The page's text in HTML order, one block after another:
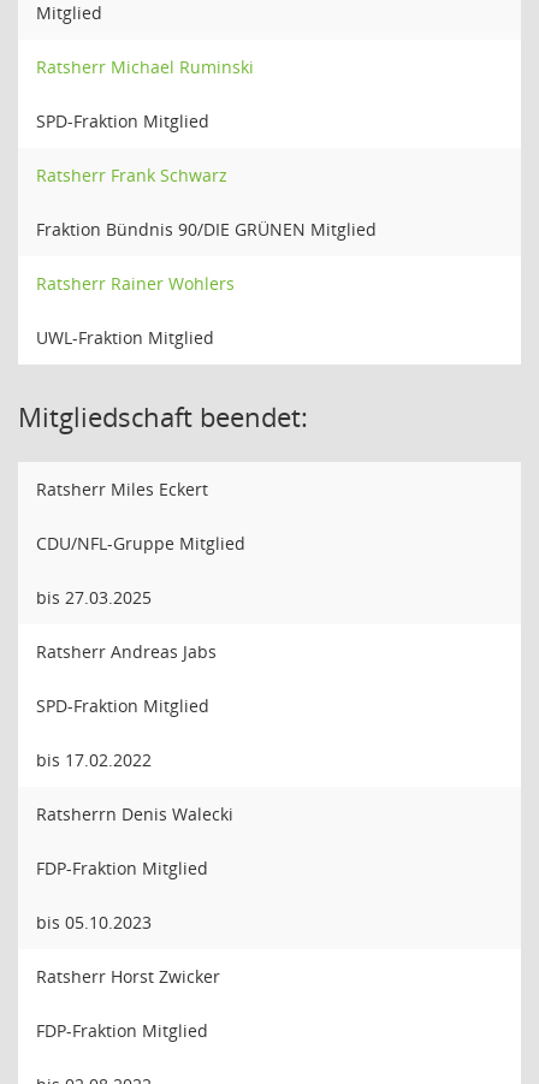
Mitglied
Ratsherr Michael Ruminski
SPD-Fraktion Mitglied
Ratsherr Frank Schwarz
Fraktion Bündnis 90/DIE GRÜNEN Mitglied
Ratsherr Rainer Wohlers
UWL-Fraktion Mitglied
Mitgliedschaft beendet:
Ratsherr Miles Eckert
CDU/NFL-Gruppe Mitglied
bis 27.03.2025
Ratsherr Andreas Jabs
SPD-Fraktion Mitglied
bis 17.02.2022
Ratsherrn Denis Walecki
FDP-Fraktion Mitglied
bis 05.10.2023
Ratsherr Horst Zwicker
FDP-Fraktion Mitglied